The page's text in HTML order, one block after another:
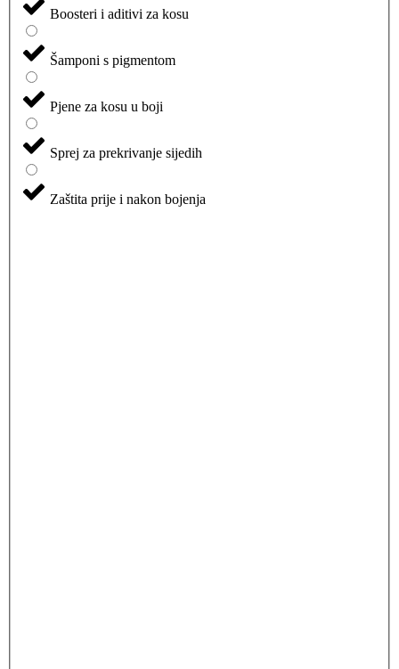
Boosteri i aditivi za kosu
Šamponi s pigmentom
Pjene za kosu u boji
Sprej za prekrivanje sijedih
Zaštita prije i nakon bojenja